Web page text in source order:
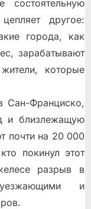
другое:
города, как
зарабатывают
которые
Сан-Франциско,
и близлежащую
почти на 20 000
покинул этот
разрыв в
и